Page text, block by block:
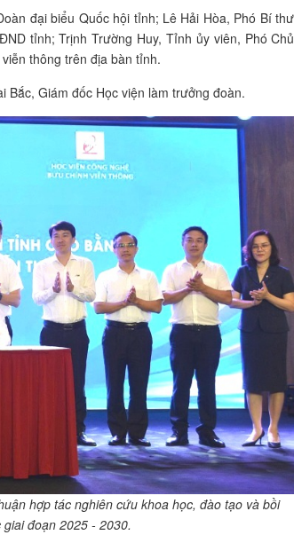
đại biểu Quốc hội tỉnh; Lê Hải Hòa, Phó Bí thư
tỉnh; Trịnh Trường Huy, Tỉnh ủy viên, Phó Chủ
thông trên địa bàn tỉnh.
Bắc, Giám đốc Học viện làm trưởng đoàn.
hợp tác nghiên cứu khoa học, đào tạo và bồi
đoạn 2025 - 2030.